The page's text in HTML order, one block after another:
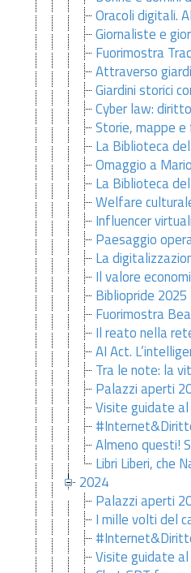
Oracoli digitali.
Giornaliste e
Fuorimostra
Attraverso
Giardini storici
Cyber law:
Storie, mappe
La Biblioteca
Omaggio a
La Biblioteca
Welfare
Influencer
Paesaggio
La
Il valore
Bibliopride
Fuorimostra
Il reato nella
AI Act.
Tra le note: la
Palazzi aperti
Visite guidate al
Almeno questi!
Libri Liberi, che
2024
Palazzi aperti
I mille volti del
Visite guidate al